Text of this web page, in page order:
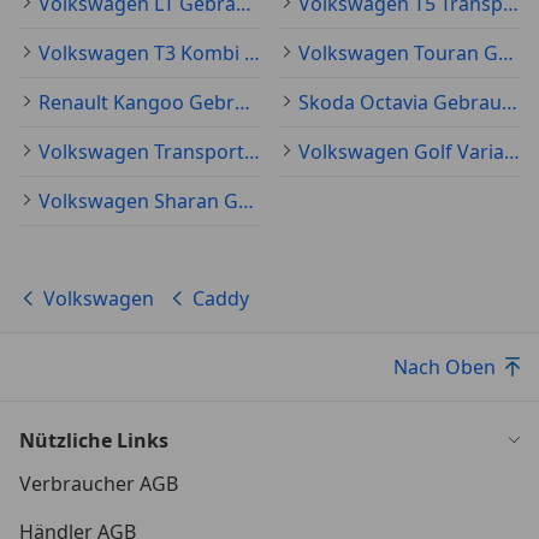
Volkswagen T3 Kombi Gebraucht
Volkswagen Touran Gebraucht
Renault Kangoo Gebraucht
Skoda Octavia Gebraucht
Volkswagen Transporter Gebraucht
Volkswagen Golf Variant Gebraucht
Volkswagen Sharan Gebraucht
Volkswagen Caddy
Nach Oben
Nützliche Links
Verbraucher AGB
Händler AGB